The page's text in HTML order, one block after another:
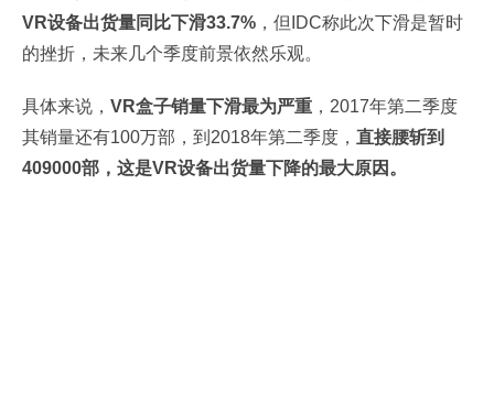
VR设备出货量同比下滑33.7% ，但IDC称此次下滑是暂时
的挫折，未来几个季度前景依然乐观。
具体来说， VR盒子销量下滑最为严重 ，2017年第二季度
其销量还有100万部，到2018年第二季度， 直接腰斩到
409000部，这是VR设备出货量下降的最大原因。